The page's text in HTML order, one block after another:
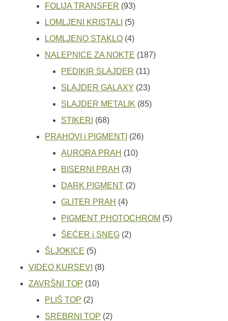
proizvoda
FOLIJA TRANSFER 9393
proizvoda
LOMLJENI KRISTALI 55
proizvoda
LOMLJENO STAKLO 44
proizvoda
NALEPNICE ZA NOKTE 187187
PEDIKIR SLAJDER 1111
proizvoda
SLAJDER GALAXY 2323
proizvoda
SLAJDER METALIK 8585
STIKERI 6868
proizvoda
PRAHOVI i PIGMENTI 2626
AURORA PRAH 1010
BISERNI PRAH 33
proizvoda
DARK PIGMENT 22
GLITER PRAH 44
proizvoda
PIGMENT PHOTOCHROM 55
ŠEĆER i SNEG 22
ŠLJOKICE 55
proizvoda
VIDEO KURSEVI 88
ZAVRŠNI TOP 1010
PLIŠ TOP 22
proizvoda
SREBRNI TOP 22